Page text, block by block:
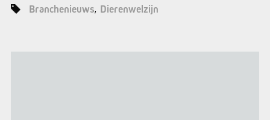
Branchenieuws Dierenwelzijn